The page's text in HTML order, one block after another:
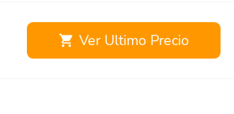
Ver Ultimo Precio